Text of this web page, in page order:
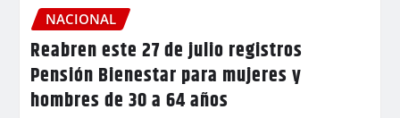
NACIONAL
Reabren este 27 de julio registros
Pensión Bienestar para mujeres y
hombres de 30 a 64 años